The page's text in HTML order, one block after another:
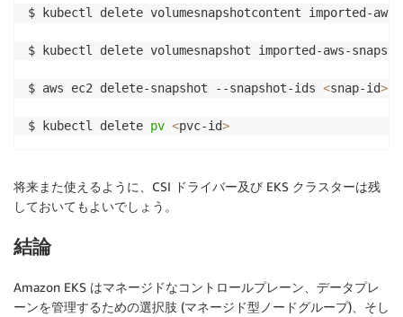
volumeHandle
vol-036ef87c533d529de
required:
- matchExpressions:
operator: In
persistentVolumeReclaimPolicy: Delete
storageClassName: gp3
status
$ kubectl delete volumesnapshotcontent imported-
$ kubectl delete volumesnapshot imported-aws-
$ aws ec2 delete-snapshot --snapshot-ids <snap-id>
$ kubectl delete pv <pvc-id>
将来また使えるように、CSI ドライバー及び EKS クラスターは残
しておいてもよいでしょう。
結論
Amazon EKS はマネージドなコントロールプレーン、データプレ
ーンを管理するための選択肢 (マネージド型ノードグループ)、そし